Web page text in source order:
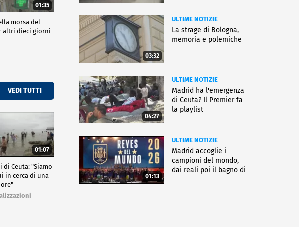
01:35
morsa del
altri dieci giorni
VEDI TUTTI
01:07
di Ceuta: "Siamo
in cerca di una
03:32
ULTIME NOTIZIE
La strage di Bologna,
memoria e polemiche
04:27
ULTIME NOTIZIE
Madrid ha l'emergenza
di Ceuta? Il Premier fa
la playlist
01:13
ULTIME NOTIZIE
Madrid accoglie i
campioni del mondo,
dai reali poi il bagno di